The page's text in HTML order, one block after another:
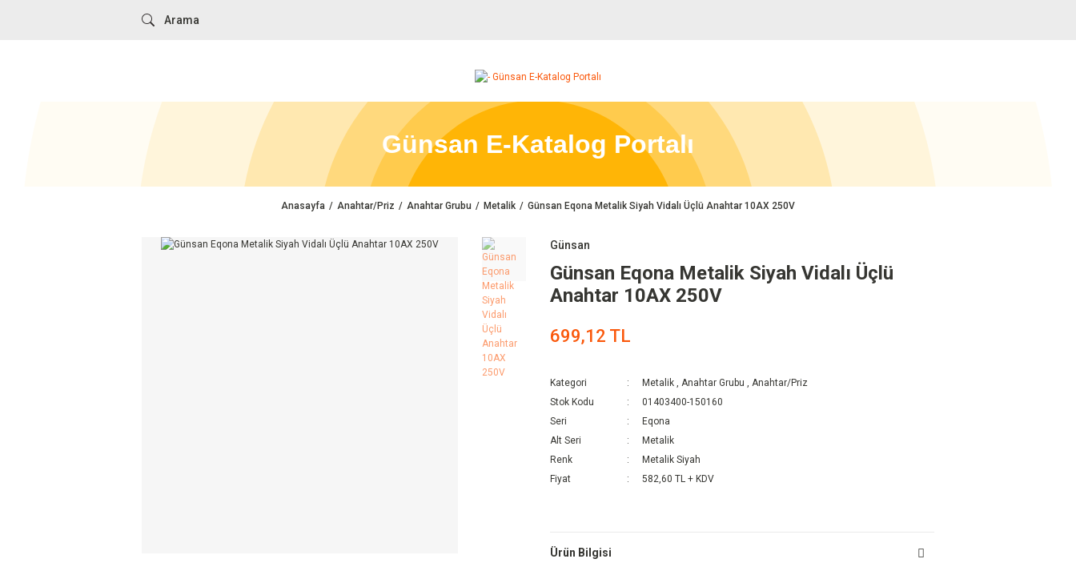
Günsan E-Katalog Portalı
Anasayfa Anahtar/Priz Anahtar Grubu Metalik Günsan Eqona Metalik Siyah Vidalı Üçlü Anahtar 10AX 250V
Günsan
Günsan Eqona Metalik Siyah Vidalı Üçlü
Anahtar 10AX 250V
699,12 TL
Kategori Metalik , Anahtar Grubu , Anahtar/Priz
Stok Kodu
01403400-150160
Seri
Eqona
Alt Seri
Metalik
Renk
Metalik Siyah
Fiyat
582,60 TL + KDV
Ürün Bilgisi